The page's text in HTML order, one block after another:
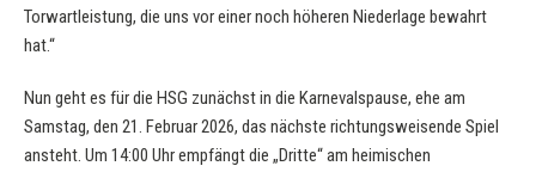
Torwartleistung, die uns vor einer noch höheren Niederlage bewahrt
hat.“
Nun geht es für die HSG zunächst in die Karnevalspause, ehe am
Samstag, den 21. Februar 2026, das nächste richtungsweisende Spiel
ansteht. Um 14:00 Uhr empfängt die „Dritte“ am heimischen